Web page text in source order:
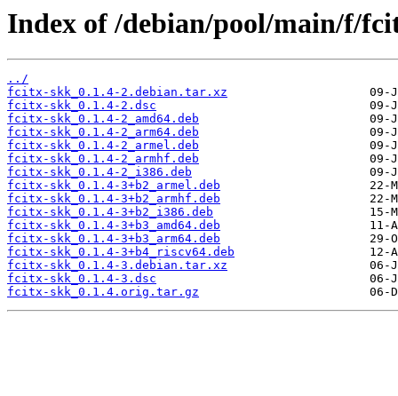
Index of /debian/pool/main/f/
../
fcitx-skk_0.1.4-2.debian.tar.xz
fcitx-skk_0.1.4-2.dsc
fcitx-skk_0.1.4-2_amd64.deb
fcitx-skk_0.1.4-2_arm64.deb
fcitx-skk_0.1.4-2_armel.deb
fcitx-skk_0.1.4-2_armhf.deb
fcitx-skk_0.1.4-2_i386.deb
fcitx-skk_0.1.4-3+b2_armel.deb
fcitx-skk_0.1.4-3+b2_armhf.deb
fcitx-skk_0.1.4-3+b2_i386.deb
fcitx-skk_0.1.4-3+b3_amd64.deb
fcitx-skk_0.1.4-3+b3_arm64.deb
fcitx-skk_0.1.4-3+b4_riscv64.deb
fcitx-skk_0.1.4-3.debian.tar.xz
fcitx-skk_0.1.4-3.dsc
fcitx-skk_0.1.4.orig.tar.gz